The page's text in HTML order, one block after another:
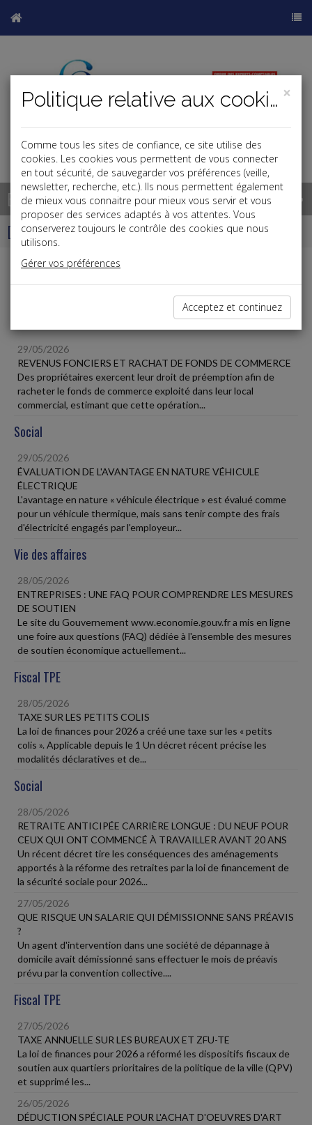
Base documentaire
Dépêches
Liste des dernières dépêches
29/05/2026
REVENUS FONCIERS ET RACHAT DE FONDS DE COMMERCE
Des propriétaires exercent leur droit de préemption afin de
racheter le fonds de commerce exploité dans leur local
commercial, estimant que cette opération...
Social
29/05/2026
ÉVALUATION DE L'AVANTAGE EN NATURE VÉHICULE
ÉLECTRIQUE
L'avantage en nature « véhicule électrique » est évalué comme
pour un véhicule thermique, mais sans tenir compte des frais
d'électricité engagés par l'employeur...
Vie des affaires
28/05/2026
ENTREPRISES : UNE FAQ POUR COMPRENDRE LES MESURES
DE SOUTIEN
Le site du Gouvernement www.economie.gouv.fr a mis en ligne
une foire aux questions (FAQ) dédiée à l'ensemble des mesures
de soutien économique actuellement...
Fiscal TPE
28/05/2026
TAXE SUR LES PETITS COLIS
La loi de finances pour 2026 a créé une taxe sur les « petits
colis ». Applicable depuis le 1 Un décret récent précise les
modalités déclaratives et de...
Social
28/05/2026
RETRAITE ANTICIPÉE CARRIÈRE LONGUE : DU NEUF POUR
CEUX QUI ONT COMMENCÉ À TRAVAILLER AVANT 20 ANS
Un récent décret tire les conséquences des aménagements
apportés à la réforme des retraites par la loi de financement de
la sécurité sociale pour 2026...
27/05/2026
QUE RISQUE UN SALARIE QUI DÉMISSIONNE SANS PRÉAVIS
?
Un agent d'intervention dans une société de dépannage à
domicile avait démissionné sans effectuer le mois de préavis
prévu par la convention collective....
Fiscal TPE
27/05/2026
TAXE ANNUELLE SUR LES BUREAUX ET ZFU-TE
La loi de finances pour 2026 a réformé les dispositifs fiscaux de
soutien aux quartiers prioritaires de la politique de la ville (QPV)
et supprimé les...
26/05/2026
DÉDUCTION SPÉCIALE POUR L'ACHAT D'OEUVRES D'ART
×
Politique relative aux cookies
Comme tous les sites de confiance, ce site utilise des
cookies. Les cookies vous permettent de vous connecter
en tout sécurité, de sauvegarder vos préférences (veille,
newsletter, recherche, etc.). Ils nous permettent également
de mieux vous connaitre pour mieux vous servir et vous
proposer des services adaptés à vos attentes. Vous
conserverez toujours le contrôle des cookies que nous
utilisons.
Gérer vos préférences
Acceptez et continuez